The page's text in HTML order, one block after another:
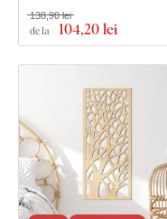
de la 104,20 lei
138,90 lei